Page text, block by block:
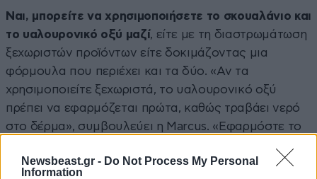
Newsbeast.gr - Do Not Process My Personal
Information
Ναι, μπορείτε να χρησιμοποιήσετε το σκουαλάνιο και
το υαλουρονικό οξύ μαζί, είτε με τη διαστρωμάτωση
ξεχωριστών προϊόντων είτε δοκιμάζοντας μια
φόρμουλα που περιέχει και τα δύο. «Αν τα
χρησιμοποιείτε ξεχωριστά, το υαλουρονικό οξύ
πρέπει να εφαρμόζεται πρώτα, καθώς τραβάει νερό
στο δέρμα», συμβουλεύει η Marcus. «Εφαρμόστε το
φράγμα που θα συγκρατήσει την υγρασία στο δέρμα